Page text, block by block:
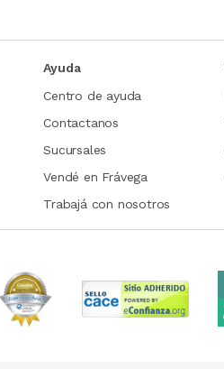
Ayuda
Centro de ayuda
Contactanos
Sucursales
Vendé en Frávega
Trabajá con nosotros